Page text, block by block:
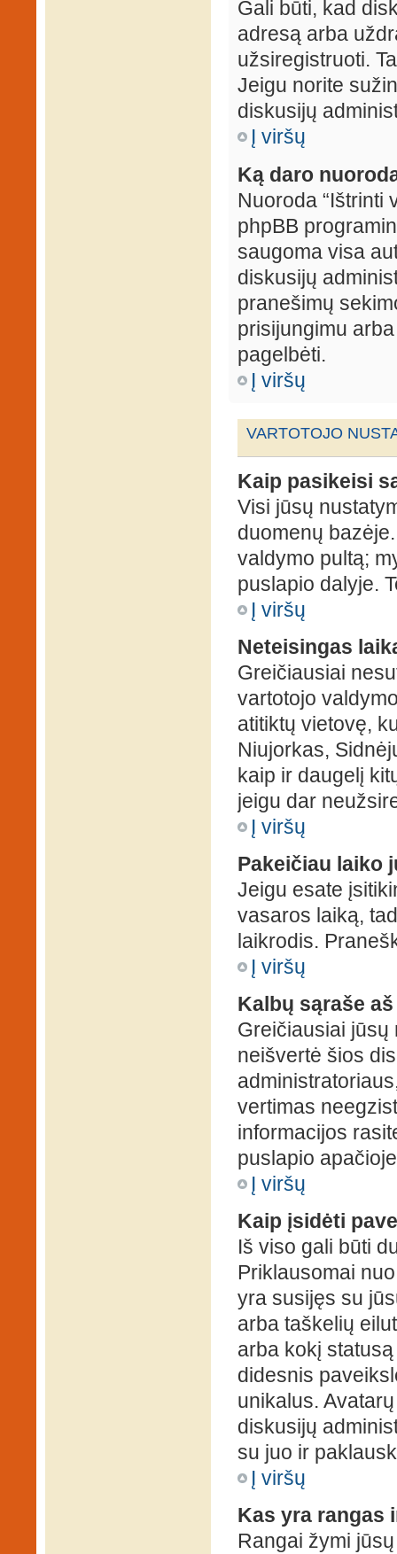
Gali būti, kad
adresą arba
užsiregistruoti.
Jeigu norite
diskusijų
Į viršų
Ką daro
Nuoroda “Ištrinti
phpBB
saugoma visa
diskusijų
pranešimų
prisijungimu
pagelbėti.
Į viršų
VARTOTOJO
Kaip pasikeisi
Visi jūsų
duomenų
valdymo pultą;
puslapio dalyje.
Į viršų
Neteisingas
Greičiausiai
vartotojo
atitiktų vietovę,
Niujorkas,
kaip ir daugelį
jeigu dar
Į viršų
Pakeičiau laiko
Jeigu esate
vasaros laiką,
laikrodis.
Į viršų
Kalbų sąraše
Greičiausiai jūsų
neišvertė šios
vertimas
informacijos
puslapio
Į viršų
Kaip įsidėti
Iš viso gali būti
Priklausomai
yra susijęs su
arba taškelių
arba kokį
didesnis
unikalus.
diskusijų
su juo ir
Į viršų
Kas yra rangas
Rangai žymi